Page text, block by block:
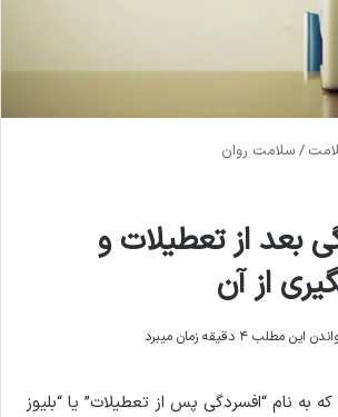
/ سلامت روان
بعد از تعطیلات و
از آن
این مطلب ۴ دقیقه زمان میبرد
به نام “افسردگی پس از تعطیلات” یا “بلیوز